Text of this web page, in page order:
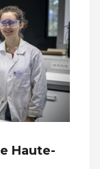
Haute-